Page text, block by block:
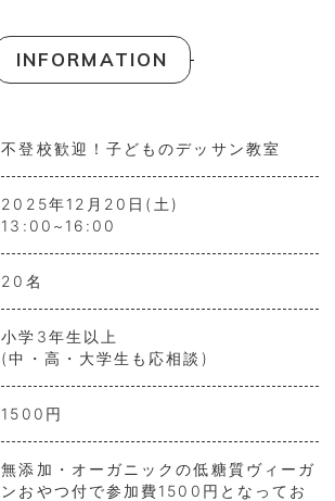
INFORMATION
不登校歓迎！子どものデッサン教室
2025年12月20日(土)
13:00~16:00
20名
小学3年生以上
(中・高・大学生も応相談)
1500円
無添加・オーガニックの低糖質ヴィーガ
ンおやつ付で参加費1500円となってお